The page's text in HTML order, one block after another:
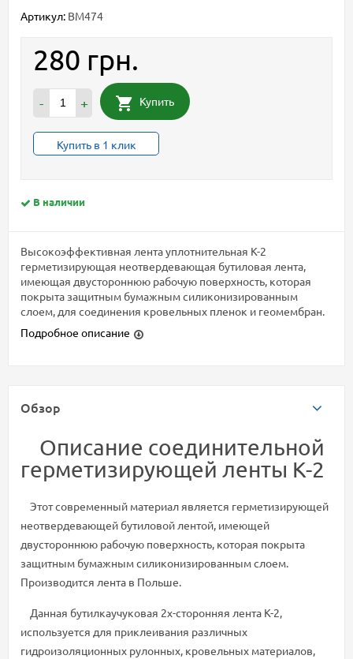
Артикул: BM474
280 грн.
- + Купить
Купить в 1 клик
В наличии
Высокоэффективная лента уплотнительная К-2
герметизирующая неотвердевающая бутиловая лента,
имеющая двустороннюю рабочую поверхность, которая
покрыта защитным бумажным силиконизированным
слоем, для соединения кровельных пленок и геомембран.
Подробное описание
Обзор
Описание соединительной
герметизирующей ленты К-2
Этот современный материал является герметизирующей
неотвердевающей бутиловой лентой, имеющей
двустороннюю рабочую поверхность, которая покрыта
защитным бумажным силиконизированным слоем.
Производится лента в Польше.
Данная бутилкаучуковая 2х-сторонняя лента К-2,
используется для приклеивания различных
гидроизоляционных рулонных, кровельных материалов,